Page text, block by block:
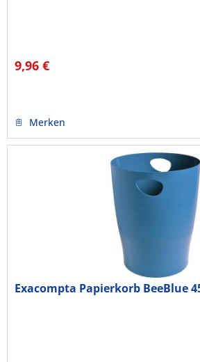
9,96 €
Merken
Exacompta Papierkorb BeeBlue